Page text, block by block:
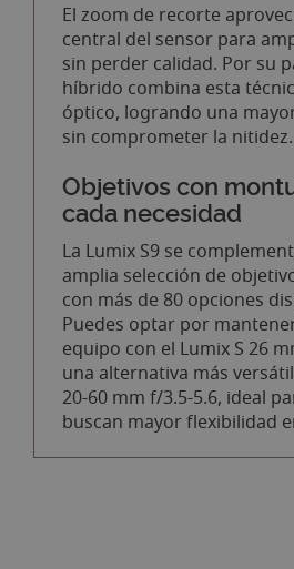
El zoom de recorte
central del sensor para
sin perder calidad. Por su
híbrido combina esta
óptico, logrando una
sin comprometer la nitidez.
Objetivos con
cada necesidad
La Lumix S9 se
amplia selección de
con más de 80 opciones
Puedes optar por
equipo con el Lumix S 26
una alternativa más
20-60 mm f/3.5-5.6, ideal
buscan mayor flexibilidad